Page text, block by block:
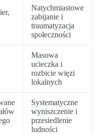
Natychmiastowe
zabijanie i
traumatyzacja
społeczności
Masowa
ucieczka i
rozbicie więzi
lokalnych
Systematyczne
wyniszczenie i
przesiedlenie
ludności